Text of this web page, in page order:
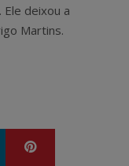
deixou a
Martins.
LinkedIn